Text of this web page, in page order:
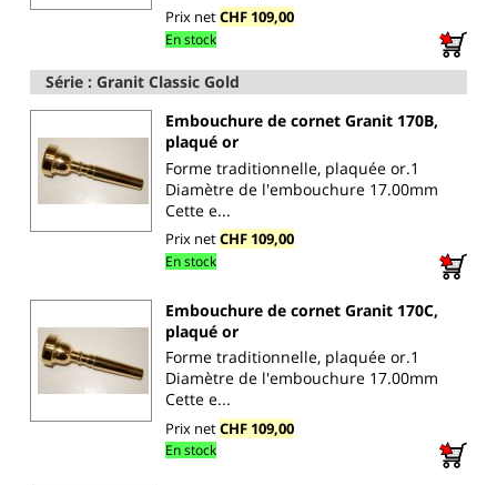
Prix netCHF 109,00
En stock
Série : Granit Classic Gold
Embouchure de cornet Granit 170B,
plaqué or
Forme traditionnelle, plaquée or.1
Diamètre de l'embouchure 17.00mm
Cette e...
Prix netCHF 109,00
En stock
Embouchure de cornet Granit 170C,
plaqué or
Forme traditionnelle, plaquée or.1
Diamètre de l'embouchure 17.00mm
Cette e...
Prix netCHF 109,00
En stock